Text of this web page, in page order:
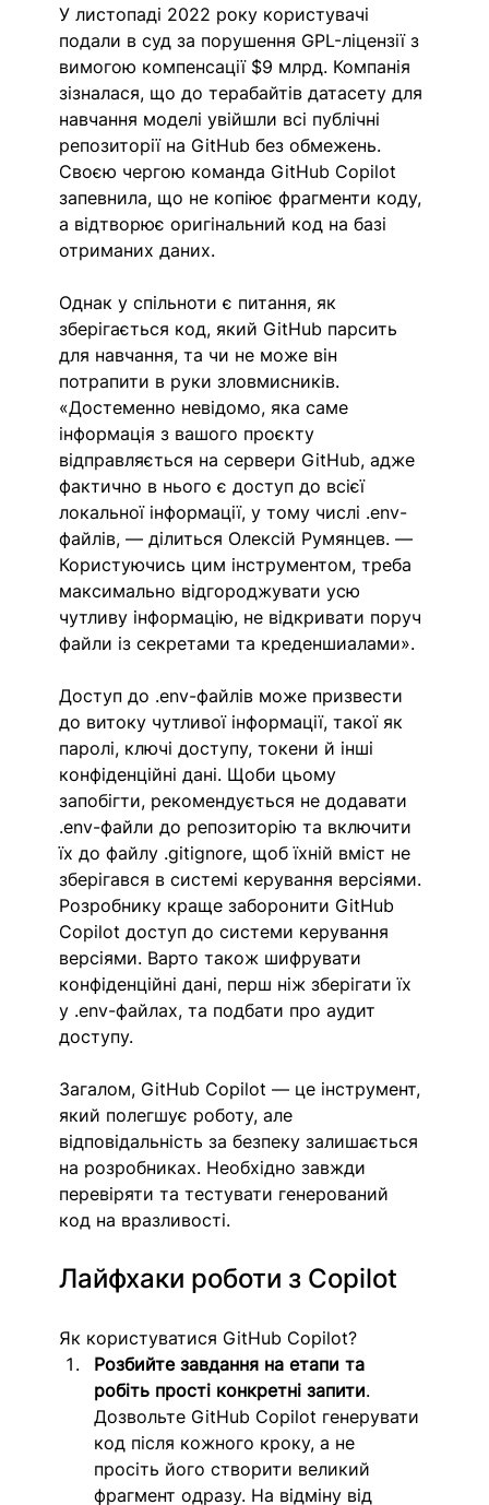
У листопаді 2022 року користувачі
подали в суд за порушення GPL-ліцензії з
вимогою компенсації $9 млрд. Компанія
зізналася, що до терабайтів датасету для
навчання моделі увійшли всі публічні
репозиторії на GitHub без обмежень.
Своєю чергою команда GitHub Copilot
запевнила, що не копіює фрагменти коду,
а відтворює оригінальний код на базі
отриманих даних.
Однак у спільноти є питання, як
зберігається код, який GitHub парсить
для навчання, та чи не може він
потрапити в руки зловмисників.
«Достеменно невідомо, яка саме
інформація з вашого проєкту
відправляється на сервери GitHub, адже
фактично в нього є доступ до всієї
локальної інформації, у тому числі .env-
файлів, — ділиться Олексій Румянцев. —
Користуючись цим інструментом, треба
максимально відгороджувати усю
чутливу інформацію, не відкривати поруч
файли із секретами та креденшиалами».
Доступ до .env-файлів може призвести
до витоку чутливої інформації, такої як
паролі, ключі доступу, токени й інші
конфіденційні дані. Щоби цьому
запобігти, рекомендується не додавати
.env-файли до репозиторію та включити
їх до файлу .gitignore, щоб їхній вміст не
зберігався в системі керування версіями.
Розробнику краще заборонити GitHub
Copilot доступ до системи керування
версіями. Варто також шифрувати
конфіденційні дані, перш ніж зберігати їх
у .env-файлах, та подбати про аудит
доступу.
Загалом, GitHub Copilot — це інструмент,
який полегшує роботу, але
відповідальність за безпеку залишається
на розробниках. Необхідно завжди
перевіряти та тестувати генерований
код на вразливості.
Лайфхаки роботи з Copilot
Як користуватися GitHub Copilot?
Розбийте завдання на етапи та
робіть прості конкретні запити.
Дозвольте GitHub Copilot генерувати
код після кожного кроку, а не
просіть його створити великий
фрагмент одразу. На відміну від